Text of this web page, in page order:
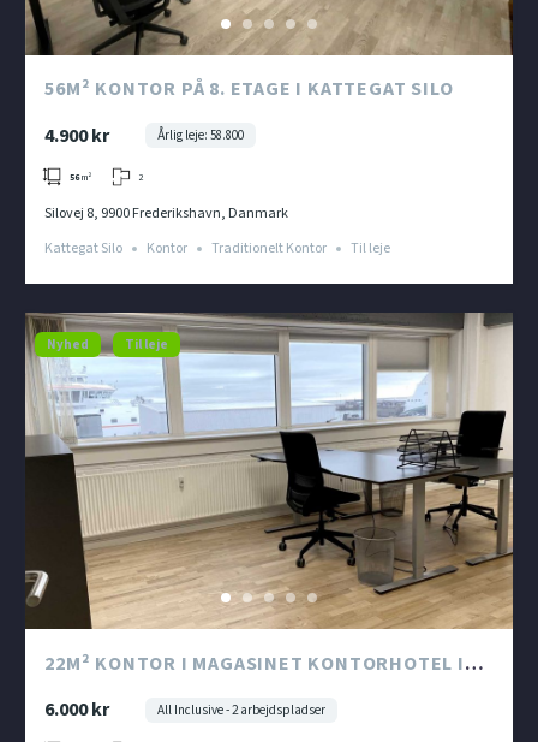
56M² KONTOR PÅ 8. ETAGE I KATTEGAT SILO
4.900 kr
Årlig leje: 58.800
56 m² 2
Silovej 8, 9900 Frederikshavn, Danmark
Kattegat Silo
Kontor Traditionelt Kontor Til leje
Nyhed Til leje
22M² KONTOR I MAGASINET KONTORHOTEL I
6.000 kr All Inclusive - 2 arbejdspladser